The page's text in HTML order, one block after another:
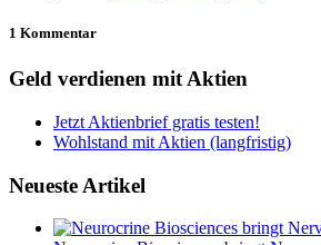
1 Kommentar
Geld verdienen mit Aktien
Jetzt Aktienbrief gratis testen!
Wohlstand mit Aktien (langfristig)
Neueste Artikel